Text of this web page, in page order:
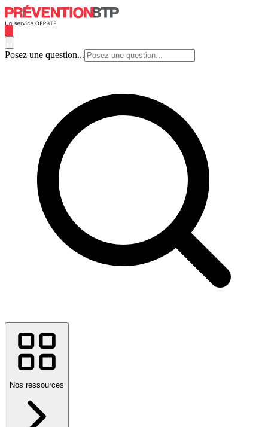
Posez une question...
Nos ressources